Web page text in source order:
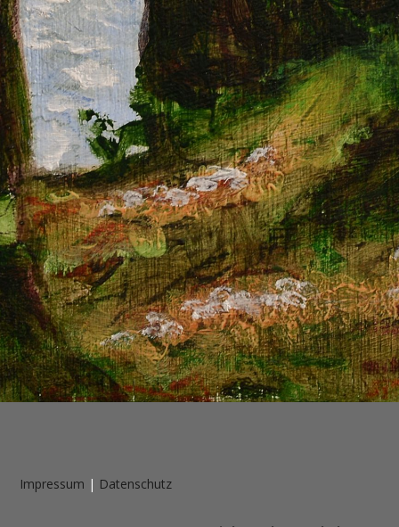
Impressum | Datenschutz